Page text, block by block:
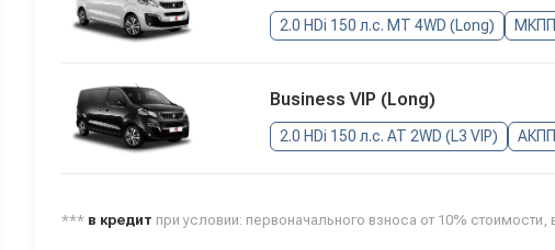
2.0 HDi 150 л.с. MT 4WD (Long) МКПП
Business VIP (Long)
2.0 HDi 150 л.с. AT 2WD (L3 VIP) АКПП
*** в кредит при условии: первоначального взноса от 10%